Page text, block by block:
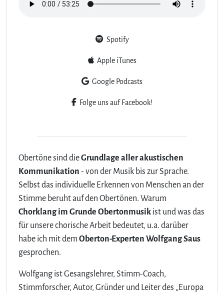
Spotify
Apple iTunes
Google Podcasts
Folge uns auf Facebook!
Obertöne sind dieGrundlage aller akustischen
Kommunikation - von der Musik bis zur Sprache.
Selbst das individuelle Erkennen von Menschen an der
Stimme beruht auf den Obertönen. Warum
Chorklang im Grunde Obertonmusik ist und was das
für unsere chorische Arbeit bedeutet, u.a. darüber
habe ich mit dem Oberton-Experten Wolfgang Saus
gesprochen.
Wolfgang ist Gesangslehrer, Stimm-Coach,
Stimmforscher, Autor, Gründer und Leiter des „Europa